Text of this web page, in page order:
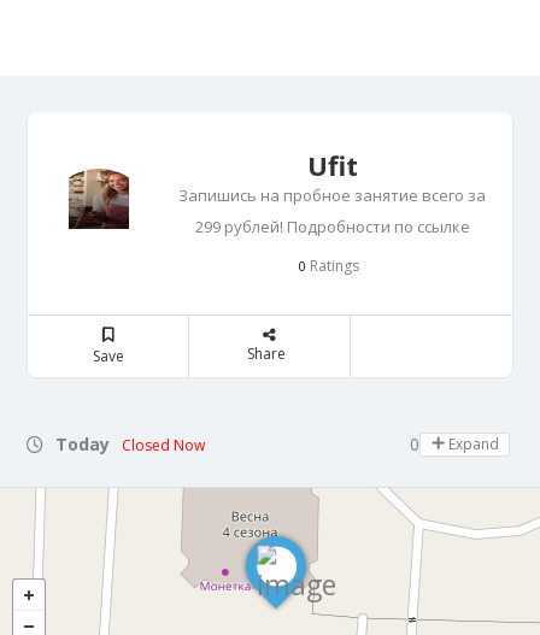
Ufit
Запишись на пробное занятие всего за
299 рублей! Подробности по ссылке
0 Ratings
Save Share
Today Closed Now 09:00 - 22:00
Expand